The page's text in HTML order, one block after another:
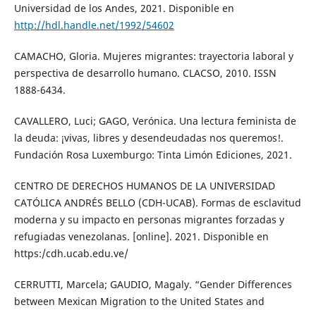
Universidad de los Andes, 2021. Disponible en
http://hdl.handle.net/1992/54602
CAMACHO, Gloria. Mujeres migrantes: trayectoria laboral y
perspectiva de desarrollo humano. CLACSO, 2010. ISSN
1888-6434.
CAVALLERO, Luci; GAGO, Verónica. Una lectura feminista de
la deuda: ¡vivas, libres y desendeudadas nos queremos!.
Fundación Rosa Luxemburgo: Tinta Limón Ediciones, 2021.
CENTRO DE DERECHOS HUMANOS DE LA UNIVERSIDAD
CATÓLICA ANDRÉS BELLO (CDH-UCAB). Formas de esclavitud
moderna y su impacto en personas migrantes forzadas y
refugiadas venezolanas. [online]. 2021. Disponible en
https:/cdh.ucab.edu.ve/
CERRUTTI, Marcela; GAUDIO, Magaly. “Gender Differences
between Mexican Migration to the United States and